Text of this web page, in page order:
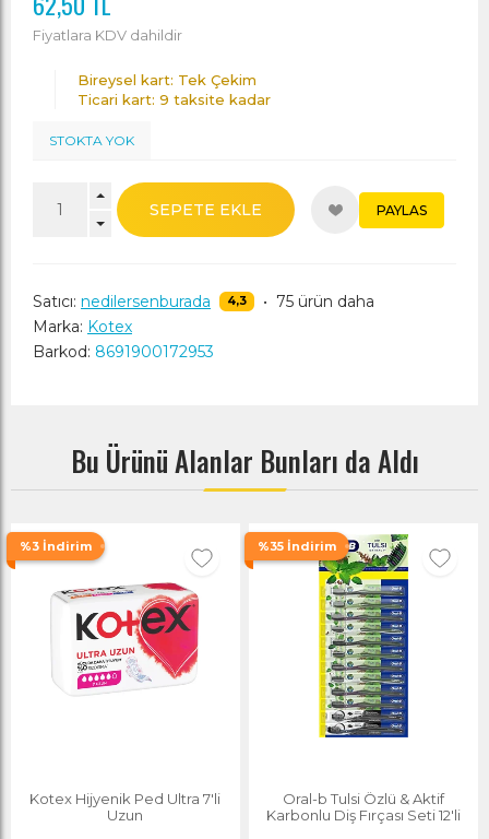
Fiyatlara KDV dahildir
Bireysel kart: Tek Çekim
Ticari kart: 9 taksite kadar
STOKTA YOK
SEPETE EKLE PAYLAS
Satıcı: nedilersenburada 4,3 • 75 ürün daha
Marka: Kotex
Barkod: 8691900172953
Bu Ürünü Alanlar Bunları da Aldı
%3 İndirim
Kotex Hijyenik Ped Ultra 7'li
Uzun
%35 İndirim
Oral-b Tulsi Özlü & Aktif
Karbonlu Diş Fırçası Seti 12'li